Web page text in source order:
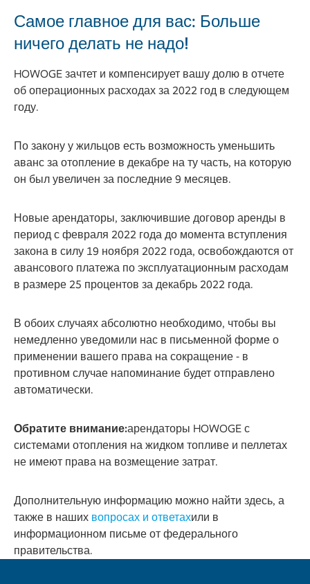
Самое главное для вас: Больше
ничего делать не надо!
HOWOGE зачтет и компенсирует вашу долю в отчете
об операционных расходах за 2022 год в следующем
году.
По закону у жильцов есть возможность уменьшить
аванс за отопление в декабре на ту часть, на которую
он был увеличен за последние 9 месяцев.
Новые арендаторы, заключившие договор аренды в
период с февраля 2022 года до момента вступления
закона в силу 19 ноября 2022 года, освобождаются от
авансового платежа по эксплуатационным расходам
в размере 25 процентов за декабрь 2022 года.
В обоих случаях абсолютно необходимо, чтобы вы
немедленно уведомили нас в письменной форме о
применении вашего права на сокращение - в
противном случае напоминание будет отправлено
автоматически.
Обратите внимание:арендаторы HOWOGE с
системами отопления на жидком топливе и пеллетах
не имеют права на возмещение затрат.
Дополнительную информацию можно найти здесь, а
также в наших вопросах и ответахили в
информационном письме от федерального
правительства.